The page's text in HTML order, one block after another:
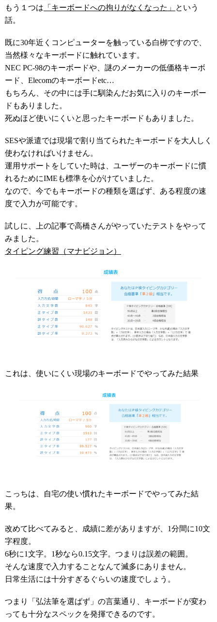
もう１つは 「キーボードへの拘りがなくなった」
という
話。
既に30年近くコンピューターを触っている白栁ですので、
当然様々なキーボードに触れています。
NEC PC-98のキーボードや、謎のメーカーの低価格キーボ
ード、Elecomのキーボードetc…
もちろん、その中には手に馴染んだお気に入りのキーボー
ドもありました。
死ぬほど使いにくいと思ったキーボードもありました。
SESや派遣では現場で割り当てられたキーボードを大人しく
使わなければいけません。
運用サポートをしていた時は、ユーザーのキーボードに慣
れるためにIMEも標準を心がけていました。
なので、今でもキーボードの種類を選ばず、ある程度の速
度で入力が可能です。
試しに、上の記事で高橋さんがやっていたテストをやって
みました。
タイピング練習（マナビジョン）
これは、使いにくい現場のキーボードでやってみた結果
こっちは、自宅の使い慣れたキーボードでやってみた結
果。
改めて比べてみると、成績に差がありますが、1分間に10文
字程度。
6秒に1文字。1秒なら0.15文字。つまりは誤差の範囲。
そんな速度で入力することなんて滅多にありません。
日常生活には十分すぎるぐらいの速度でしょう。
つまり「弘法筆を選ばず」の言葉通り、キーボードが変わ
っても十分なスペックを発揮できるのです。